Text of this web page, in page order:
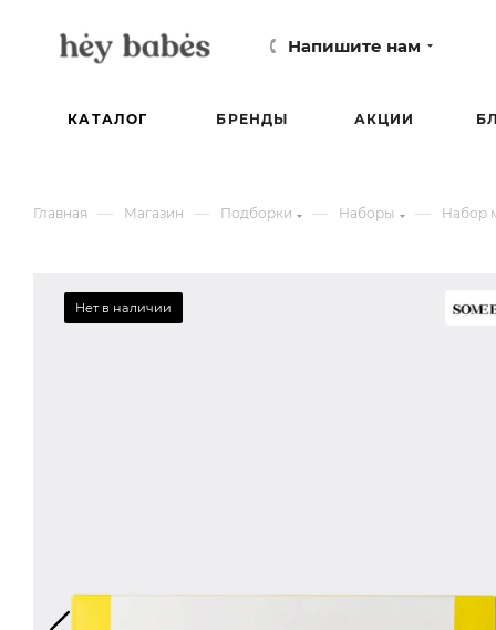
Напишите нам
КАТАЛОГ БРЕНДЫ АКЦИИ
Главная — Магазин — Подборки — Наборы — Набор
Нет в наличии